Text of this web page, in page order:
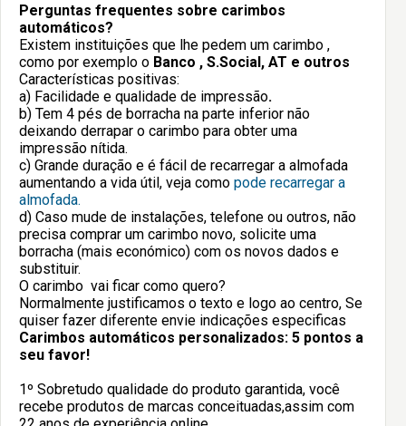
Perguntas frequentes sobre carimbos
automáticos?
Existem instituições que lhe pedem um carimbo ,
como por exemplo o Banco , S.Social, AT e outros
Características positivas:
a) Facilidade e qualidade de impressão.
b) Tem 4 pés de borracha na parte inferior não
deixando derrapar o carimbo para obter uma
impressão nítida.
c) Grande duração e é fácil de recarregar a almofada
aumentando a vida útil, veja como pode recarregar a
almofada.
d) Caso mude de instalações, telefone ou outros, não
precisa comprar um carimbo novo, solicite uma
borracha (mais económico) com os novos dados e
substituir.
O carimbo vai ficar como quero?
Normalmente justificamos o texto e logo ao centro, Se
quiser fazer diferente envie indicações especificas
Carimbos automáticos personalizados: 5 pontos a
seu favor!
1º Sobretudo qualidade do produto garantida, você
recebe produtos de marcas conceituadas,assim com